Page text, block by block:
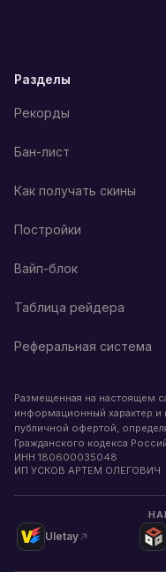
Разделы
Рекорды
Бан-лист
Как получать скины
Постройки
Вайп-блок
Таблица рейдера
Реферальная система
Размещенная на настоящем
информационный характер и
публичной офертой,
Гражданского кодекса
ИНН 180600035048
ИП УСКОВ АРТЕМ ОЛЕГОВИЧ
Uletay